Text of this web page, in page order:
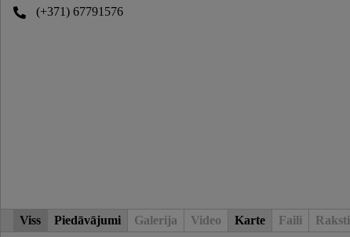
(+371) 67791576
Viss Piedāvājumi Galerija Video Karte Faili Raksti